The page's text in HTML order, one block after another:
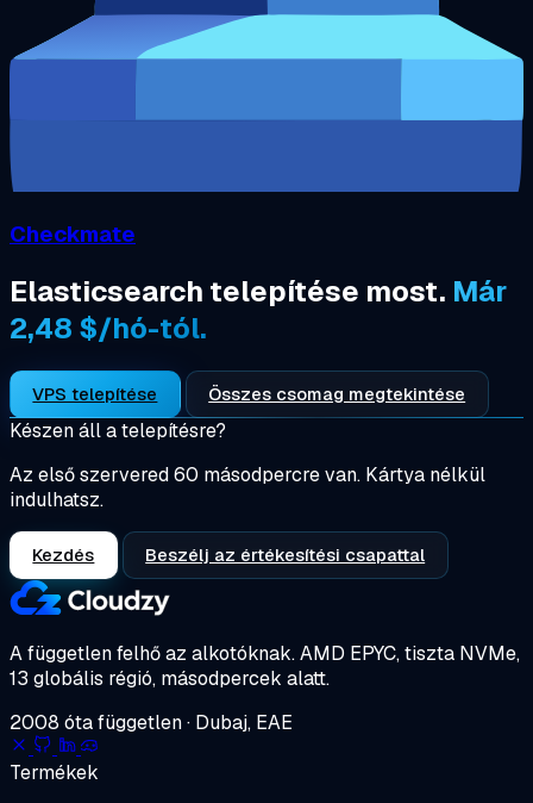
Checkmate
Elasticsearch telepítése most. Már
2,48 $/hó-tól.
VPS telepítése Összes csomag megtekintése
Készen áll a telepítésre?
Az első szervered 60 másodpercre van. Kártya nélkül
indulhatsz.
Kezdés Beszélj az értékesítési csapattal
A független felhő az alkotóknak.AMD EPYC, tiszta NVMe,
13 globális régió, másodpercek alatt.
2008 óta független · Dubaj, EAE
Termékek